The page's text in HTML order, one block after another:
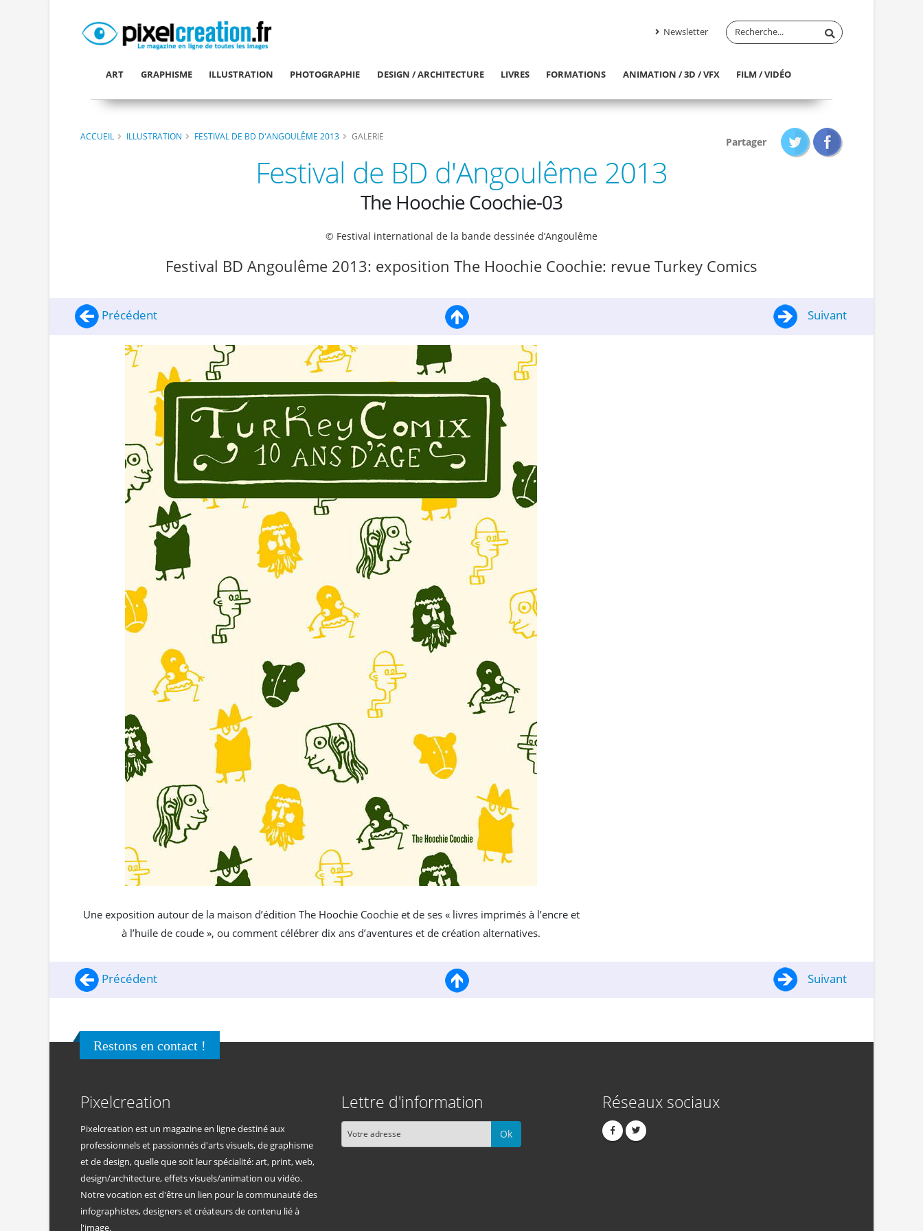
Newsletter
ART GRAPHISME ILLUSTRATION PHOTOGRAPHIE DESIGN / ARCHITECTURE LIVRES FORMATIONS ANIMATION / 3D / VFX FILM / VIDÉO
ACCUEIL ILLUSTRATION FESTIVAL DE BD D'ANGOULÊME 2013 GALERIE Partager
Festival de BD d'Angoulême 2013
The Hoochie Coochie-03
© Festival international de la bande dessinée d’Angoulême
Festival BD Angoulême 2013: exposition The Hoochie Coochie: revue Turkey Comics
Précédent Suivant
Une exposition autour de la maison d’édition The Hoochie Coochie et de ses « livres imprimés à l’encre et
à l’huile de coude », ou comment célébrer dix ans d’aventures et de création alternatives.
Précédent Suivant
Restons en contact !
Pixelcreation
Pixelcreation est un magazine en ligne destiné aux
professionnels et passionnés d'arts visuels, de graphisme
et de design, quelle que soit leur spécialité: art, print, web,
design/architecture, effets visuels/animation ou vidéo.
Notre vocation est d'être un lien pour la communauté des
infographistes, designers et créateurs de contenu lié à
l'image.
Lettre d'information
Ok
Réseaux sociaux